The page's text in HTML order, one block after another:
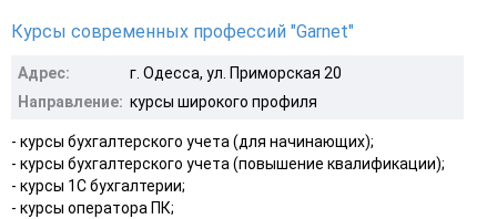
Курсы современных профессий "Garnet"
Адрес:
г. Одесса, ул. Приморская 20
Направление: курсы широкого профиля
- курсы бухгалтерского учета (для начинающих);
- курсы бухгалтерского учета (повышение квалификации);
- курсы 1С бухгалтерии;
- курсы оператора ПК;